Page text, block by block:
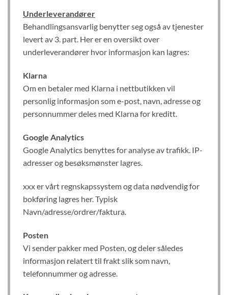
Underleverandører
Behandlingsansvarlig benytter seg også av tjenester
levert av 3. part. Her er en oversikt over
underleverandører hvor informasjon kan lagres:
Klarna
Om en betaler med Klarna i nettbutikken vil
personlig informasjon som e-post, navn, adresse og
personnummer deles med Klarna for kreditt.
Google Analytics
Google Analytics benyttes for analyse av trafikk. IP-
adresser og besøksmønster lagres.
xxx er vårt regnskapssystem og data nødvendig for
bokføring lagres her. Typisk
Navn/adresse/ordrer/faktura.
Posten
Vi sender pakker med Posten, og deler således
informasjon relatert til frakt slik som navn,
telefonnummer og adresse.